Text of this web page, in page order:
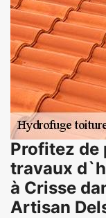
Profitez de
travaux
à Crisse
Artisan